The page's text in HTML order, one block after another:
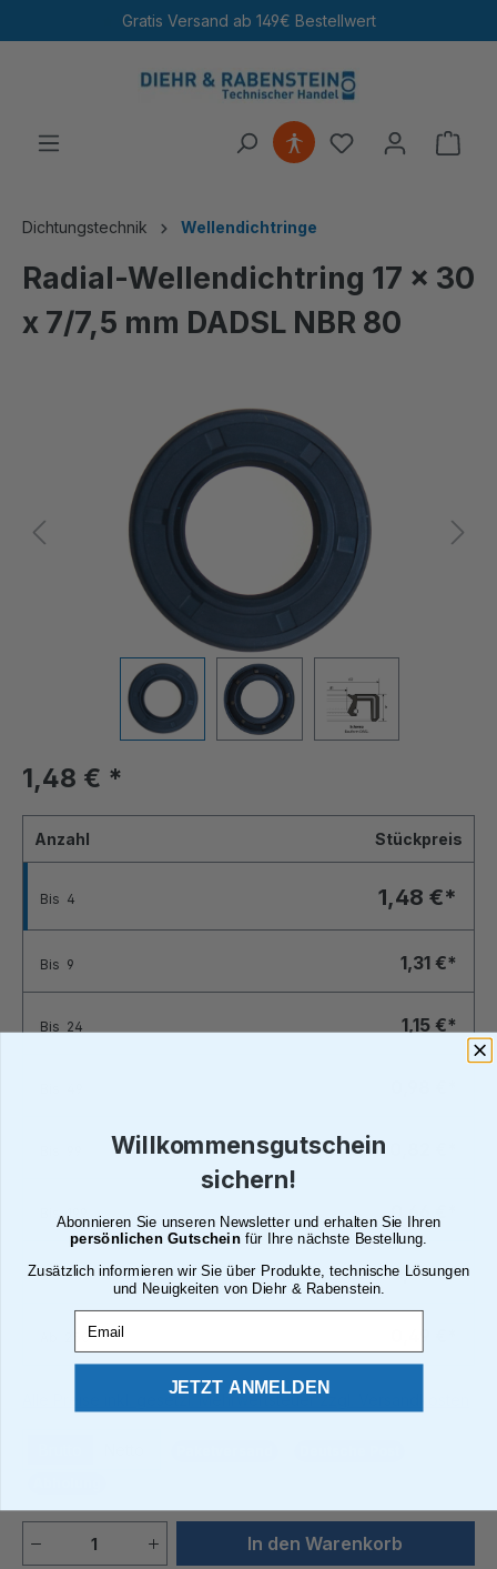
Gratis Versand ab 149€ Bestellwert
4,98 / 5,00 · 115.390 Bewertungen
Dichtungstechnik Wellendichtringe
Radial-Wellendichtring 17 x 30
x 7/7,5 mm DADSL NBR 80
Bildergalerie überspringen
1,48 € *
Anzahl Stückpreis
Bis 4 1,48 €*
Bis 9 1,31 €*
Bis 24 1,15 €*
199 0,66 €*
Bis 249 0,56 €*
250
Alle Preise inkl. gesetzl. Mehrwertsteuer zzgl. Versandkosten
Produkt Anzahl: Gib denIn den Warenkorb
Willkommensgutschein
sichern!
Abonnieren Sie unseren Newsletter und erhalten Sie Ihren
persönlichen Gutscheinfür Ihre nächste Bestellung.
Zusätzlich informieren wir Sie über Produkte, technische Lösungen
und Neuigkeiten von Diehr & Rabenstein.
JETZT ANMELDEN